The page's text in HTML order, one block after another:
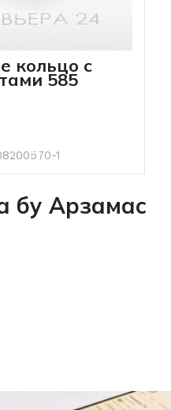
кольцо с
585
грамм
1
бу Арзамас